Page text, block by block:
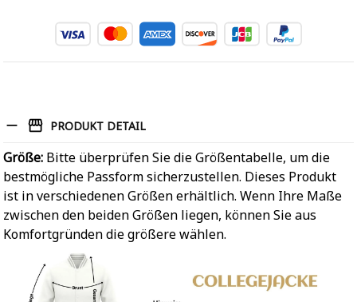
PRODUKT DETAIL
Größe: Bitte überprüfen Sie die Größentabelle, um die
bestmögliche Passform sicherzustellen. Dieses Produkt
ist in verschiedenen Größen erhältlich. Wenn Ihre Maße
zwischen den beiden Größen liegen, können Sie aus
Komfortgründen die größere wählen.